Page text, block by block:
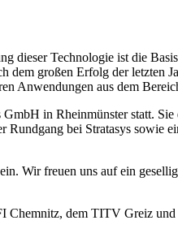
Technologie ist die
großen Erfolg der letzten
Anwendungen aus dem
in Rheinmünster statt.
bei Stratasys sowie
Wir freuen uns auf ein
dem TITV Greiz und